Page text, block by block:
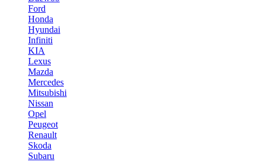
Ford
Honda
Hyundai
Infiniti
KIA
Lexus
Mazda
Mercedes
Mitsubishi
Nissan
Opel
Peugeot
Renault
Skoda
Subaru